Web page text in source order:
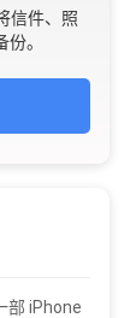
信件、照
。
部 iPhone